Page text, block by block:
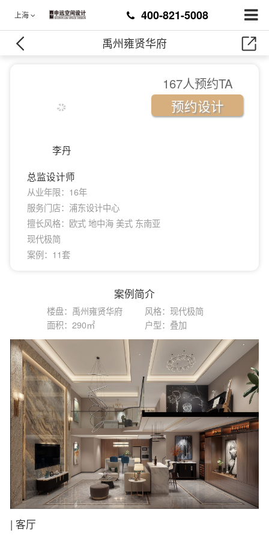
上海
400-821-5008
禹州雍贤华府
李丹
总监设计师
从业年限：16年
服务门店：浦东设计中心
擅长风格：欧式 地中海 美式 东南亚
现代极简
案例：11套
167人预约TA
预约设计
案例简介
楼盘：禹州雍贤华府
风格：现代极简
面积：290㎡
户型：叠加
| 客厅